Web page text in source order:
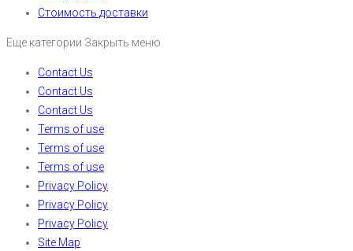
Стоимость доставки
Еще категории Закрыть меню
Contact Us
Contact Us
Contact Us
Terms of use
Terms of use
Terms of use
Privacy Policy
Privacy Policy
Privacy Policy
Site Map